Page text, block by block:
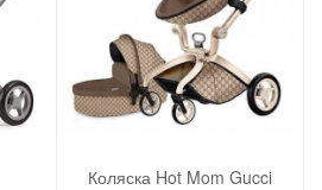
Коляска Hot Mom Gucci